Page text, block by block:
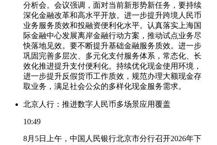
分析会。会议强调，面对当前新形势新任务，要持续
深化金融改革和高水平开放。进一步提升跨境人民币
业务服务质效和投融资便利化水平。认真落实上海国
际金融中心发展离岸金融行动方案，推动试点业务尽
快落地见效。要不断提升基础金融服务质效。进一步
巩固完善多层次、多元化支付服务体系，常态化、长
效化推进提升支付便利化。持续优化现金使用环境，
进一步提升反假货币工作质效，规范办理大额现金存
取业务，满足社会公众的多样化现金服务需求。
北京人行：推进数字人民币多场景应用覆盖
10:49
8月5日上午，中国人民银行北京市分行召开2026年下